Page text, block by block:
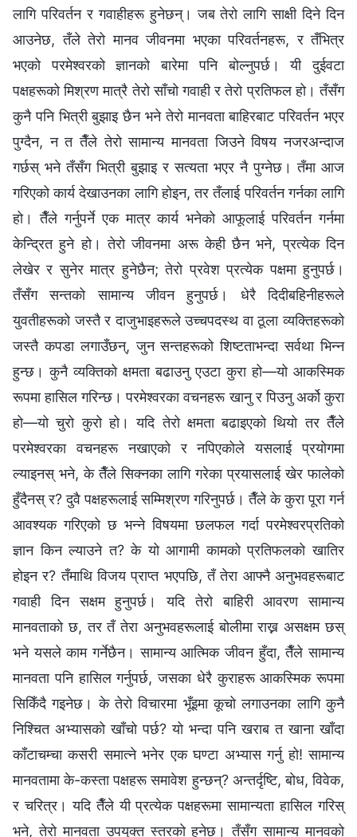
लागि परिवर्तन र गवाहीहरू हुनेछन्। जब तेरो लागि साक्षी दिने दिन
आउनेछ, तँले तेरो मानव जीवनमा भएका परिवर्तनहरू, र तँभित्र
भएको परमेश्‍वरको ज्ञानको बारेमा पनि बोल्नुपर्छ। यी दुईवटा
पक्षहरूको मिश्रण मात्रै तेरो साँचो गवाही र तेरो प्रतिफल हो। तँसँग
कुनै पनि भित्री बुझाइ छैन भने तेरो मानवता बाहिरबाट परिवर्तन भएर
पुग्दैन, न त तैँले तेरो सामान्य मानवता जिउने विषय नजरअन्दाज
गर्छस् भने तँसँग भित्री बुझाइ र सत्यता भएर नै पुग्नेछ। तँमा आज
गरिएको कार्य देखाउनका लागि होइन, तर तँलाई परिवर्तन गर्नका लागि
हो। तैँले गर्नुपर्ने एक मात्र कार्य भनेको आफूलाई परिवर्तन गर्नमा
केन्द्रित हुने हो। तेरो जीवनमा अरू केही छैन भने, प्रत्येक दिन
लेखेर र सुनेर मात्र हुनेछैन; तेरो प्रवेश प्रत्येक पक्षमा हुनुपर्छ।
तँसँग सन्तको सामान्य जीवन हुनुपर्छ। धेरै दिदीबहिनीहरूले
युवतीहरूको जस्तै र दाजुभाइहरूले उच्चपदस्थ वा ठूला व्यक्तिहरूको
जस्तै कपडा लगाउँछन्, जुन सन्तहरूको शिष्टताभन्दा सर्वथा भिन्न
हुन्छ। कुनै व्यक्तिको क्षमता बढाउनु एउटा कुरा हो—यो आकस्मिक
रूपमा हासिल गरिन्छ। परमेश्‍वरका वचनहरू खानु र पिउनु अर्को कुरा
हो—यो चुरो कुरो हो। यदि तेरो क्षमता बढाइएको थियो तर तैँले
परमेश्‍वरका वचनहरू नखाएको र नपिएकोले यसलाई प्रयोगमा
ल्याइनस् भने, के तैँले सिक्नका लागि गरेका प्रयासलाई खेर फालेको
हुँदैनस् र? दुवै पक्षहरूलाई सम्मिश्रण गरिनुपर्छ। तैँले के कुरा पूरा गर्न
आवश्यक गरिएको छ भन्‍ने विषयमा छलफल गर्दा परमेश्‍वरप्रतिको
ज्ञान किन ल्याउने त? के यो आगामी कामको प्रतिफलको खातिर
होइन र? तँमाथि विजय प्राप्‍त भएपछि, तँ तेरा आफ्नै अनुभवहरूबाट
गवाही दिन सक्षम हुनुपर्छ। यदि तेरो बाहिरी आवरण सामान्य
मानवताको छ, तर तँ तेरा अनुभवहरूलाई बोलीमा राख्न असक्षम छस्
भने यसले काम गर्नेछैन। सामान्य आत्मिक जीवन हुँदा, तैँले सामान्य
मानवता पनि हासिल गर्नुपर्छ, जसका धेरै कुराहरू आकस्मिक रूपमा
सिकिँदै गइनेछ। के तेरो विचारमा भूँइमा कूचो लगाउनका लागि कुनै
निश्चित अभ्यासको खाँचो पर्छ? यो भन्दा पनि खराब त खाना खाँदा
काँटाचम्चा कसरी समात्ने भनेर एक घण्टा अभ्यास गर्नु हो! सामान्य
मानवतामा के-कस्ता पक्षहरू समावेश हुन्छन्? अन्तर्दृष्टि, बोध, विवेक,
र चरित्र। यदि तैँले यी प्रत्येक पक्षहरूमा सामान्यता हासिल गरिस्
भने, तेरो मानवता उपयुक्त स्तरको हुनेछ। तँसँग सामान्य मानवको